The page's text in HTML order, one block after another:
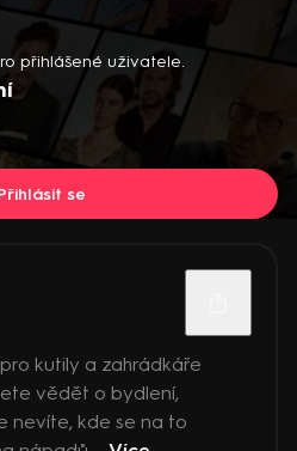
přihlášené uživatele.
se
kutily a zahrádkáře
vědět o bydlení,
nevíte, kde se na to